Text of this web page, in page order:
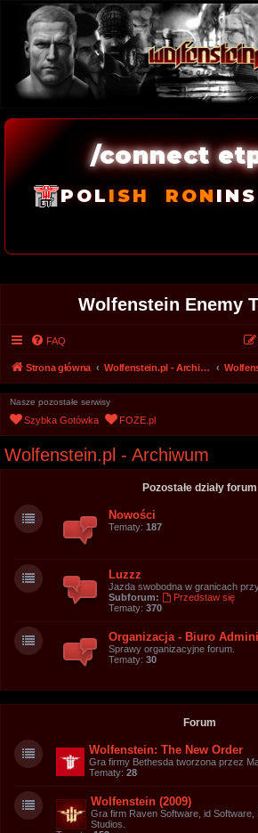
/connect
POL ISH RONINS
Wolfenstein Enemy
FAQ
Strona główna Wolfenstein.pl - Archiwum forum 2008 - 2017
Nasze pozostałe serwisy
Szybka Gotówka FOZE.pl
Wolfenstein.pl - Archiwum
Pozostałe działy forum
Nowości
Tematy: 187
Luzzz
Jazda swobodna w granicach
Subforum:
Przedstaw się
Tematy: 370
Organizacja - Biuro
Sprawy organizacyjne forum.
Tematy: 30
Forum
Wolfenstein: The New Order
Gra firmy Bethesda tworzona przez
Tematy: 28
Wolfenstein (2009)
Gra firm Raven Software, id Software,
Studios.